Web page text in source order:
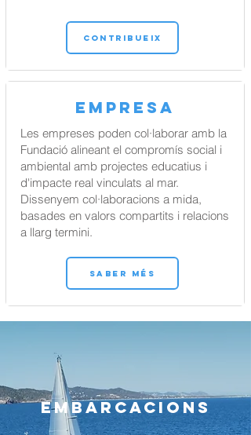
CONTRIBUEIX
EMPRESA
Les empreses poden col·laborar amb la
Fundació alineant el compromís social i
ambiental amb projectes educatius i
d'impacte real vinculats al mar.
Dissenyem col·laboracions a mida,
basades en valors compartits i relacions
a llarg termini.
SABER MÉS
EMBARCACIONS